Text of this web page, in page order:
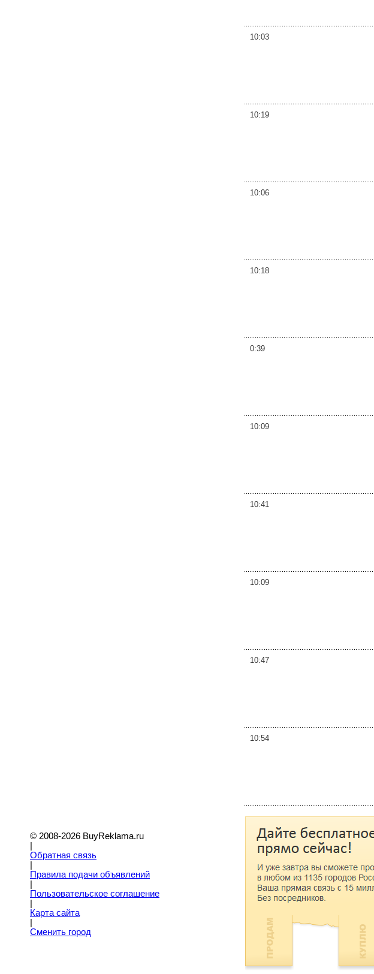
10:03
10:19
10:06
10:18
0:39
10:09
10:41
10:09
10:47
10:54
© 2008-2026 BuyReklama.ru
Обратная связь
Правила подачи объявлений
Пoльзовательское соглашение
Карта сайта
Сменить город